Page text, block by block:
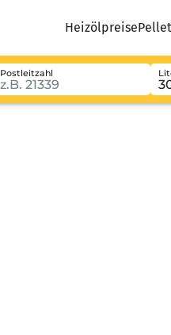
Heizölpreise
Postleitzahl